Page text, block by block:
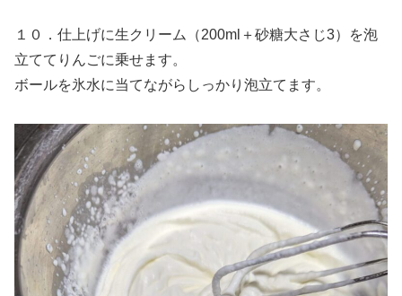
１０．仕上げに生クリーム（200ml＋砂糖大さじ3）を泡
立ててりんごに乗せます。
ボールを氷水に当てながらしっかり泡立てます。